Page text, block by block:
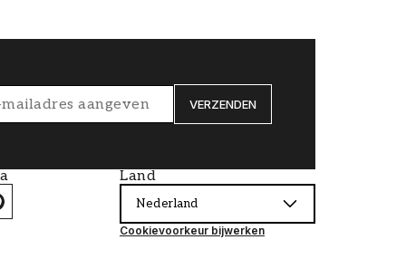
VERZENDEN
Land
Nederland
Cookievoorkeur bijwerken